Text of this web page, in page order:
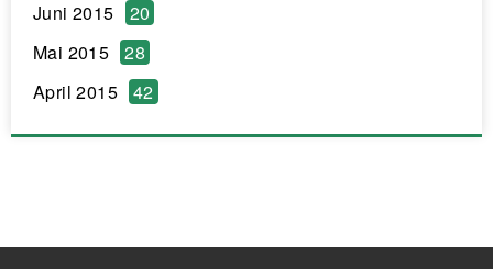
Juni 2015
20
Mai 2015
28
April 2015
42